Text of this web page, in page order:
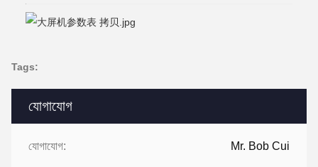
যোগাযোগ
যোগাযোগ: Mr. Bob Cui
Tags: